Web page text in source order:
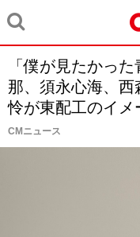
「僕が見たかっ
那、須永心海、
怜が東配工のイメ
CMニュース